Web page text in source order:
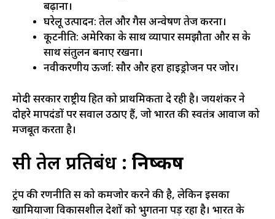
बढ़ाना।
घरेलू उत्पादन: तेल और गैस अन्वेषण तेज करना।
कूटनीति: अमेरिका के साथ व्यापार समझौता और रूस के
साथ संतुलन बनाए रखना।
नवीकरणीय ऊर्जा: सौर और हरा हाइड्रोजन पर जोर।
मोदी सरकार राष्ट्रीय हित को प्राथमिकता दे रही है। जयशंकर ने
दोहरे मापदंडों पर सवाल उठाए हैं, जो भारत की स्वतंत्र आवाज को
मजबूत करता है।
रूसी तेल प्रतिबंध : निष्कर्ष
ट्रंप की रणनीति रूस को कमजोर करने की है, लेकिन इसका
खामियाजा विकासशील देशों को भुगतना पड़ रहा है। भारत के